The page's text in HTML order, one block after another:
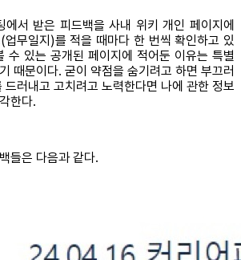
에서 받은 피드백을 사내 위키 개인 페이지에
업무일지)를 적을 때마다 한 번씩 확인하고 있
수 있는 공개된 페이지에 적어둔 이유는 특별
때문이다. 굳이 약점을 숨기려고 하면 부끄러
드러내고 고치려고 노력한다면 나에 관한 정보
한다.
들은 다음과 같다.